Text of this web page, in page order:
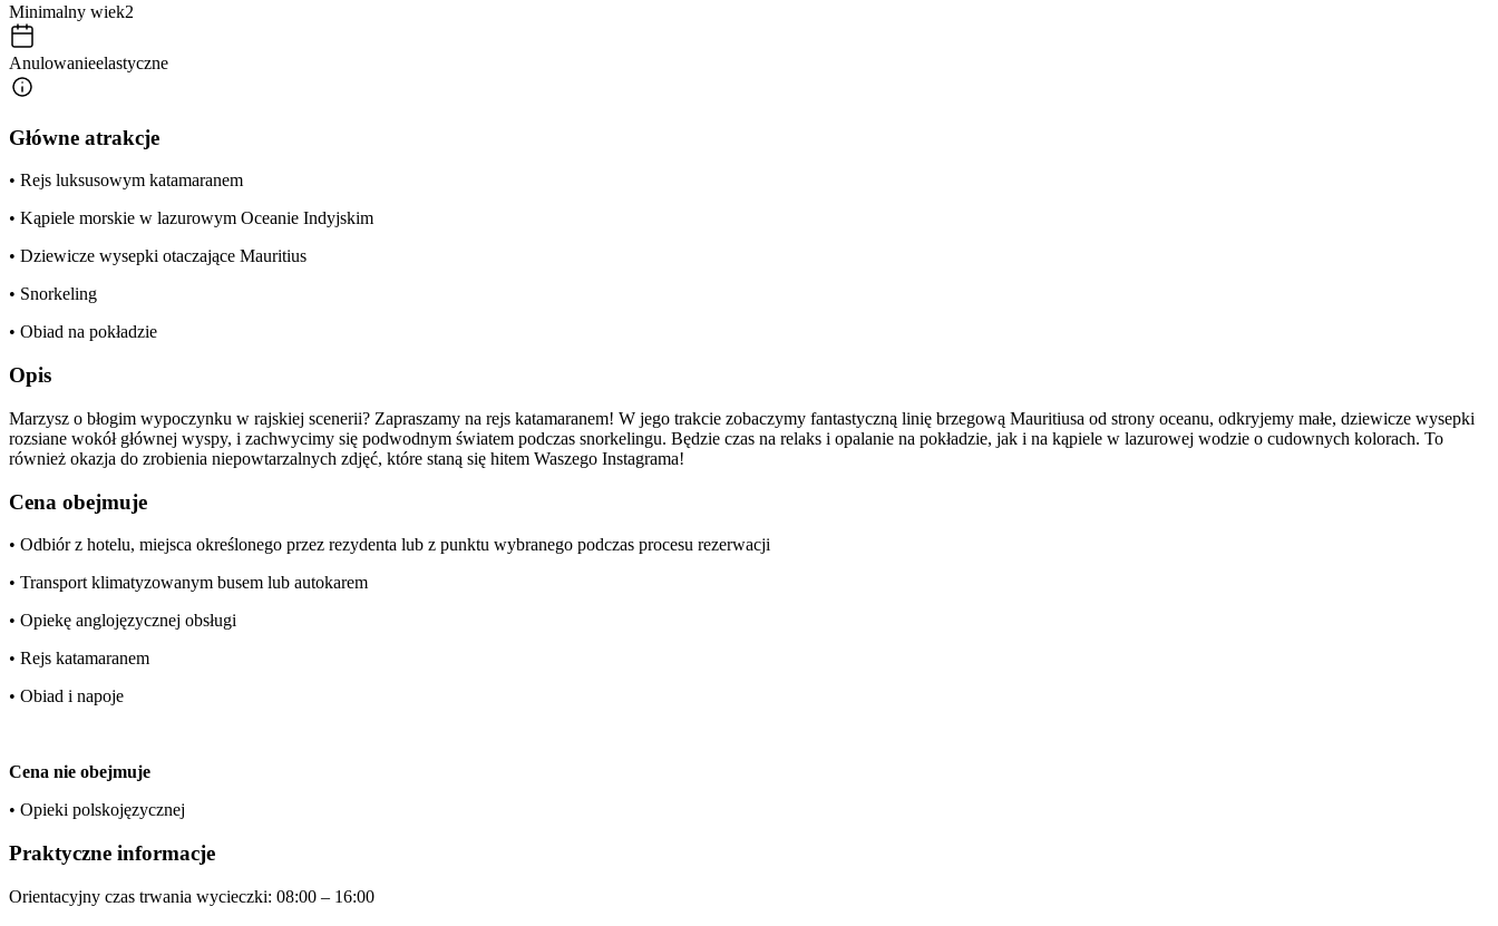
Minimalny wiek2
Anulowanieelastyczne
Główne atrakcje
• Rejs luksusowym katamaranem
• Kąpiele morskie w lazurowym Oceanie Indyjskim
• Dziewicze wysepki otaczające Mauritius
• Snorkeling
• Obiad na pokładzie
Opis
Marzysz o błogim wypoczynku w rajskiej scenerii? Zapraszamy na rejs katamaranem! W jego trakcie zobaczymy fantastyczną linię brzegową Mauritiusa od strony oceanu, odkryjemy małe, dziewicze wysepki
rozsiane wokół głównej wyspy, i zachwycimy się podwodnym światem podczas snorkelingu. Będzie czas na relaks i opalanie na pokładzie, jak i na kąpiele w lazurowej wodzie o cudownych kolorach. To
również okazja do zrobienia niepowtarzalnych zdjęć, które staną się hitem Waszego Instagrama!
Cena obejmuje
• Odbiór z hotelu, miejsca określonego przez rezydenta lub z punktu wybranego podczas procesu rezerwacji
• Transport klimatyzowanym busem lub autokarem
• Opiekę anglojęzycznej obsługi
• Rejs katamaranem
• Obiad i napoje
Cena nie obejmuje
• Opieki polskojęzycznej
Praktyczne informacje
Orientacyjny czas trwania wycieczki: 08:00 – 16:00